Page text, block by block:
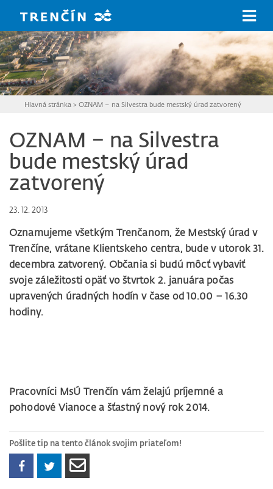
Hlavná stránka >OZNAM – na Silvestra bude mestský úrad zatvorený
OZNAM – na Silvestra
bude mestský úrad
zatvorený
23. 12. 2013
Oznamujeme všetkým Trenčanom, že Mestský úrad v
Trenčíne, vrátane Klientskeho centra, bude v utorok 31.
decembra zatvorený. Občania si budú môcť vybaviť
svoje záležitosti opäť vo štvrtok 2. januára počas
upravených úradných hodín v čase od 10.00 – 16.30
hodiny.
Pracovníci MsÚ Trenčín vám želajú príjemné a
pohodové Vianoce a šťastný nový rok 2014.
Pošlite tip na tento článok svojim priateľom!